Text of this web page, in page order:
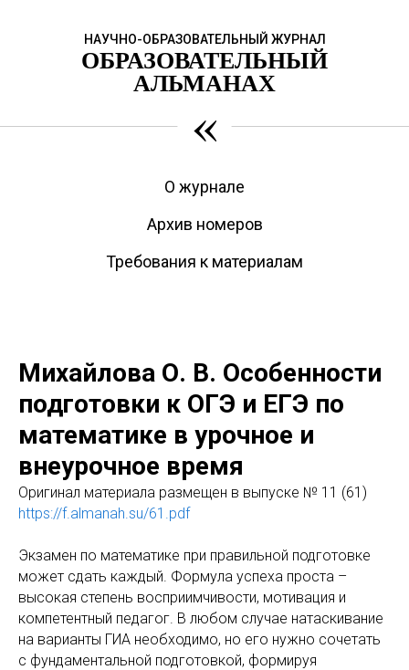
НАУЧНО-ОБРАЗОВАТЕЛЬНЫЙ ЖУРНАЛ
ОБРАЗОВАТЕЛЬНЫЙ
АЛЬМАНАХ
«
О журнале
Архив номеров
Требования к материалам
Михайлова О. В. Особенности
подготовки к ОГЭ и ЕГЭ по
математике в урочное и
внеурочное время
Оригинaл материала размещен в выпуске № 11 (61)
https://f.almanah.su/61.pdf
Экзамен по математике при правильной подготовке
может сдать каждый. Формула успеха проста –
высокая степень восприимчивости, мотивация и
компетентный педагог. В любом случае натаскивание
на варианты ГИА необходимо, но его нужно сочетать
с фундаментальной подготовкой, формируя